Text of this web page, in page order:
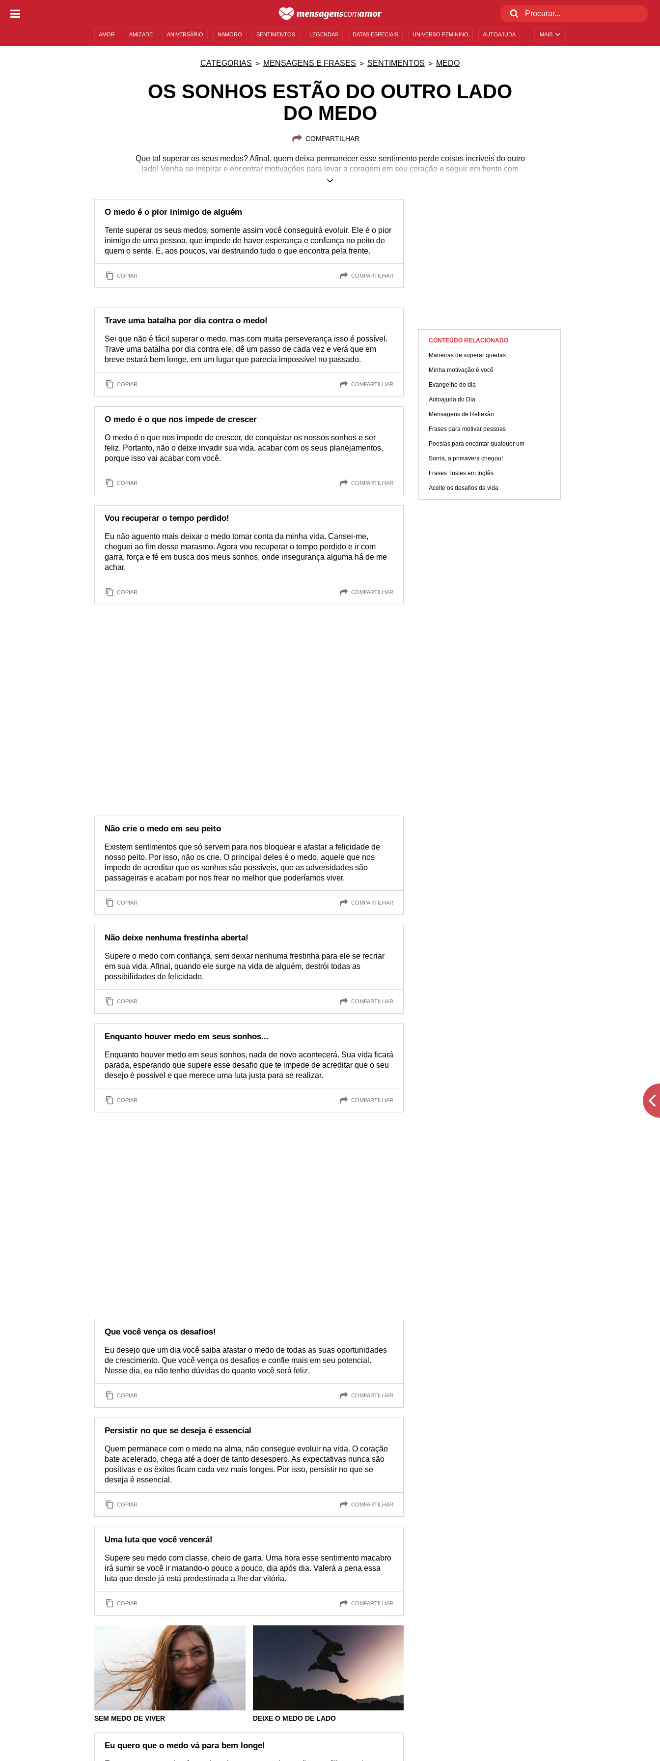
MAIS
AMOR AMIZADE ANIVERSÁRIO NAMORO SENTIMENTOS LEGENDAS DATAS ESPECIAIS UNIVERSO FEMININO AUTOAJUDA
CATEGORIAS MENSAGENS E FRASES SENTIMENTOS MEDO
OS SONHOS ESTÃO DO OUTRO LADO
DO MEDO
COMPARTILHAR
Que tal superar os seus medos? Afinal, quem deixa permanecer esse sentimento perde coisas incríveis do outro
lado! Venha se inspirar e encontrar motivações para levar a coragem em seu coração e seguir em frente com
muita determinação!
O medo é o pior inimigo de alguém
Tente superar os seus medos, somente assim você conseguirá evoluir. Ele é o pior
inimigo de uma pessoa, que impede de haver esperança e confiança no peito de
quem o sente. E, aos poucos, vai destruindo tudo o que encontra pela frente.
COPIAR COMPARTILHAR
Trave uma batalha por dia contra o medo!
Sei que não é fácil superar o medo, mas com muita perseverança isso é possível.
Trave uma batalha por dia contra ele, dê um passo de cada vez e verá que em
breve estará bem longe, em um lugar que parecia impossível no passado.
COPIAR COMPARTILHAR
O medo é o que nos impede de crescer
O medo é o que nos impede de crescer, de conquistar os nossos sonhos e ser
feliz. Portanto, não o deixe invadir sua vida, acabar com os seus planejamentos,
porque isso vai acabar com você.
COPIAR COMPARTILHAR
Vou recuperar o tempo perdido!
Eu não aguento mais deixar o medo tomar conta da minha vida. Cansei-me,
cheguei ao fim desse marasmo. Agora vou recuperar o tempo perdido e ir com
garra, força e fé em busca dos meus sonhos, onde insegurança alguma há de me
achar.
COPIAR COMPARTILHAR
Não crie o medo em seu peito
Existem sentimentos que só servem para nos bloquear e afastar a felicidade de
nosso peito. Por isso, não os crie. O principal deles é o medo, aquele que nos
impede de acreditar que os sonhos são possíveis, que as adversidades são
passageiras e acabam por nos frear no melhor que poderíamos viver.
COPIAR COMPARTILHAR
Não deixe nenhuma frestinha aberta!
Supere o medo com confiança, sem deixar nenhuma frestinha para ele se recriar
em sua vida. Afinal, quando ele surge na vida de alguém, destrói todas as
possibilidades de felicidade.
COPIAR COMPARTILHAR
Enquanto houver medo em seus sonhos...
Enquanto houver medo em seus sonhos, nada de novo acontecerá. Sua vida ficará
parada, esperando que supere esse desafio que te impede de acreditar que o seu
desejo é possível e que merece uma luta justa para se realizar.
COPIAR COMPARTILHAR
Que você vença os desafios!
Eu desejo que um dia você saiba afastar o medo de todas as suas oportunidades
de crescimento. Que você vença os desafios e confie mais em seu potencial.
Nesse dia, eu não tenho dúvidas do quanto você será feliz.
COPIAR COMPARTILHAR
Persistir no que se deseja é essencial
Quem permanece com o medo na alma, não consegue evoluir na vida. O coração
bate acelerado, chega até a doer de tanto desespero. As expectativas nunca são
positivas e os êxitos ficam cada vez mais longes. Por isso, persistir no que se
deseja é essencial.
COPIAR COMPARTILHAR
Uma luta que você vencerá!
Supere seu medo com classe, cheio de garra. Uma hora esse sentimento macabro
irá sumir se você ir matando-o pouco a pouco, dia após dia. Valerá a pena essa
luta que desde já está predestinada a lhe dar vitória.
COPIAR COMPARTILHAR
SEM MEDO DE VIVER DEIXE O MEDO DE LADO
Eu quero que o medo vá para bem longe!
CONTEÚDO RELACIONADO
Maneiras de superar quedas
Minha motivação é você
Evangelho do dia
Autoajuda do Dia
Mensagens de Reflexão
Frases para motivar pessoas
Poesias para encantar qualquer um
Sorria, a primavera chegou!
Frases Tristes em Inglês
Aceite os desafios da vida